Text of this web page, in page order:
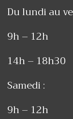
Du lundi au
9h – 12h
14h – 18h30
Samedi :
9h – 12h